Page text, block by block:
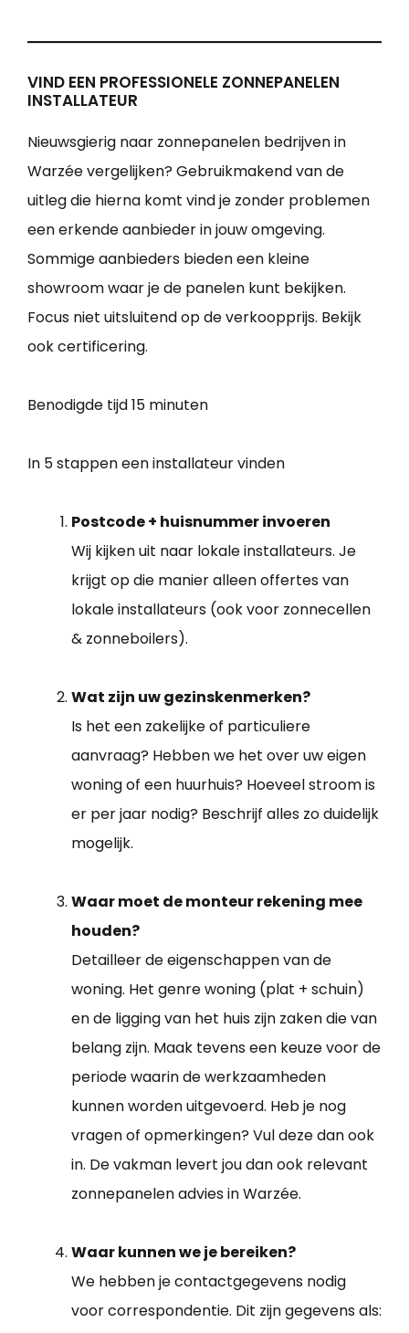
VIND EEN PROFESSIONELE ZONNEPANELEN
INSTALLATEUR
Nieuwsgierig naar zonnepanelen bedrijven in
Warzée vergelijken? Gebruikmakend van de
uitleg die hierna komt vind je zonder problemen
een erkende aanbieder in jouw omgeving.
Sommige aanbieders bieden een kleine
showroom waar je de panelen kunt bekijken.
Focus niet uitsluitend op de verkoopprijs. Bekijk
ook certificering.
Benodigde tijd15 minuten
In 5 stappen een installateur vinden
Postcode + huisnummer invoeren
Wij kijken uit naar lokale installateurs. Je
krijgt op die manier alleen offertes van
lokale installateurs (ook voor zonnecellen
& zonneboilers).
Wat zijn uw gezinskenmerken?
Is het een zakelijke of particuliere
aanvraag? Hebben we het over uw eigen
woning of een huurhuis? Hoeveel stroom is
er per jaar nodig? Beschrijf alles zo duidelijk
mogelijk.
Waar moet de monteur rekening mee
houden?
Detailleer de eigenschappen van de
woning. Het genre woning (plat + schuin)
en de ligging van het huis zijn zaken die van
belang zijn. Maak tevens een keuze voor de
periode waarin de werkzaamheden
kunnen worden uitgevoerd. Heb je nog
vragen of opmerkingen? Vul deze dan ook
in. De vakman levert jou dan ook relevant
zonnepanelen advies in Warzée.
Waar kunnen we je bereiken?
We hebben je contactgegevens nodig
voor correspondentie. Dit zijn gegevens als: